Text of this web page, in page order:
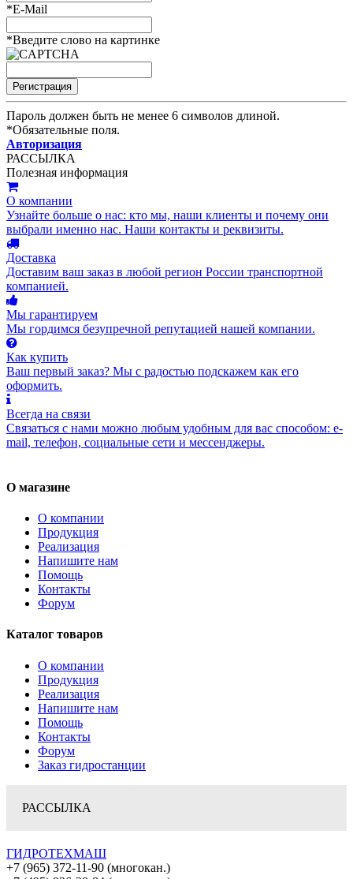
*E-Mail
*Введите слово на картинке
Пароль должен быть не менее 6 символов длиной.
*Обязательные поля.
Авторизация
РАССЫЛКА
Полезная информация
О компании
Узнайте больше о нас: кто мы, наши клиенты и почему они
выбрали именно нас. Наши контакты и реквизиты.
Доставка
Доставим ваш заказ в любой регион России транспортной
компанией.
Мы гарантируем
Мы гордимся безупречной репутацией нашей компании.
Как купить
Ваш первый заказ? Мы с радостью подскажем как его
оформить.
Всегда на связи
Связаться с нами можно любым удобным для вас способом: e-
mail, телефон, социальные сети и мессенджеры.
О магазине
О компании
Продукция
Реализация
Напишите нам
Помощь
Контакты
Форум
Каталог товаров
О компании
Продукция
Реализация
Напишите нам
Помощь
Контакты
Форум
Заказ гидростанции
РАССЫЛКА
ГИДРОТЕХМАШ
+7 (965) 372-11-90 (многокан.)